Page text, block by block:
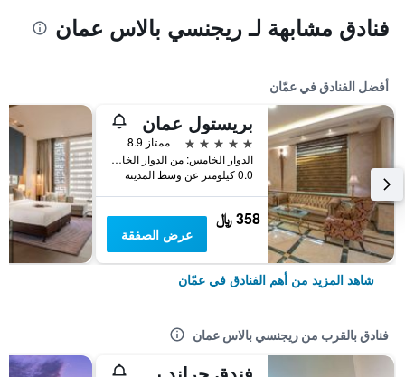
فنادق مشابهة لـ ريجنسي بالاس عمان
أفضل الفنادق في عمّان
بريستول عمان
5 نجوم
ممتاز 8.9
الدوار الخامس: من الدوار الخامس باتجاه عبدون ثالث شارع فرعي عاليمين, عمّان, الأردن
0.0 كيلومتر عن وسط المدينة
358 ﷼
عرض الصفقة
شاهد المزيد من أهم الفنادق في عمّان
فنادق بالقرب من ريجنسي بالاس عمان